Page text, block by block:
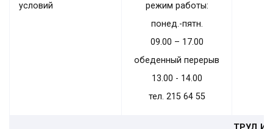
условий
режим работы:
понед.-пятн.
09.00 – 17.00
обеденный перерыв
13.00 - 14.00
тел. 215 64 55